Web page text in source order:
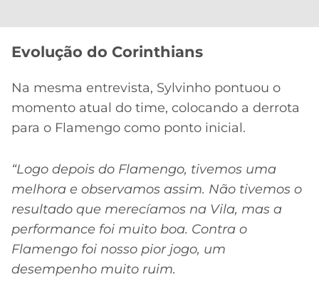
Evolução do Corinthians
Na mesma entrevista, Sylvinho pontuou o
momento atual do time, colocando a derrota
para o Flamengo como ponto inicial.
“Logo depois do Flamengo, tivemos uma
melhora e observamos assim. Não tivemos o
resultado que merecíamos na Vila, mas a
performance foi muito boa. Contra o
Flamengo foi nosso pior jogo, um
desempenho muito ruim.